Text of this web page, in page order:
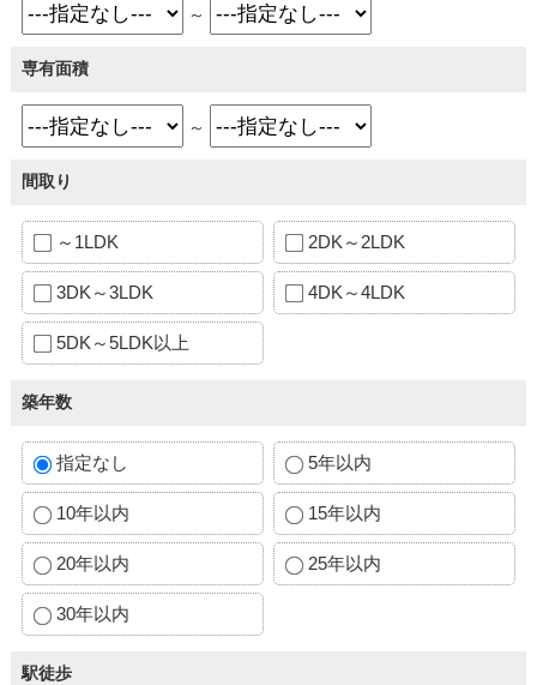
～
専有面積
～
間取り
～1LDK 2DK～2LDK
3DK～3LDK 4DK～4LDK
5DK～5LDK以上
築年数
指定なし 5年以内
10年以内 15年以内
20年以内 25年以内
30年以内
駅徒歩